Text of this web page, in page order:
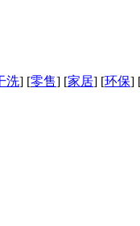
洗] [零售] [家居] [环保]